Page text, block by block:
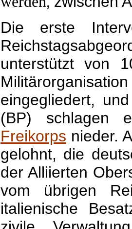
Die erste
unterstützt von
eingegliedert,
(BP) schlagen
Freikorps nieder.
gelohnt, die
der Alliierten
vom übrigen
italienische